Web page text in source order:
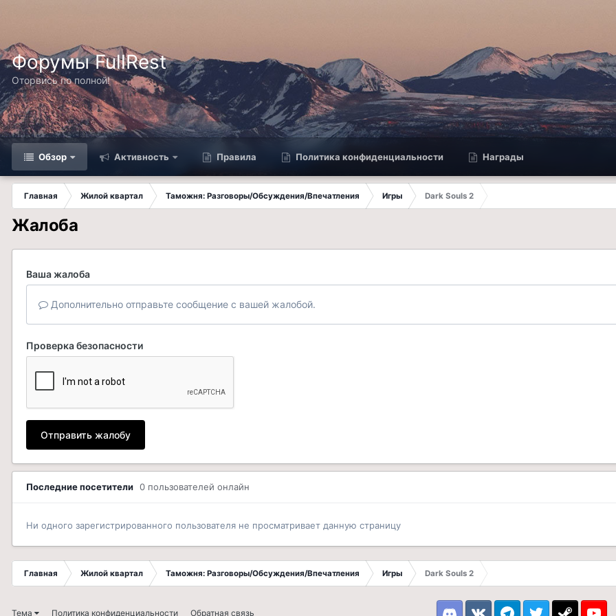
Форумы FullRest
Оторвись по полной!
Обзор Активность Правила Политика конфиденциальности Награды
Главная Жилой квартал Таможня: Разговоры/Обсуждения/Впечатления Игры
Dark Souls 2
Жалоба
Ваша жалоба
Дополнительно отправьте сообщение с вашей жалобой.
Проверка безопасности
Отправить жалобу
Последние посетители 0 пользователей онлайн
Ни одного зарегистрированного пользователя не просматривает данную страницу
Главная Жилой квартал Таможня: Разговоры/Обсуждения/Впечатления Игры Dark Souls 2
Тема Политика конфиденциальности Обратная связь